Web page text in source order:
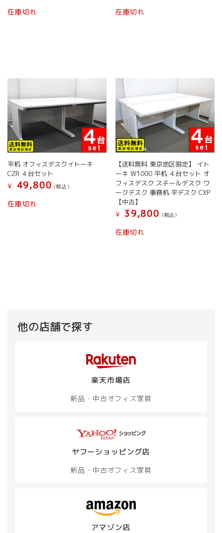
在庫切れ 在庫切れ
平机 オフィスデスクイトーキ
CZR ４台セット
¥
49,800 (税込）
在庫切れ
【送料無料 東京地区限定】 イト
ーキ W1000 平机 ４台セット オ
フィスデスク スチールデスク ワ
ークデスク 事務机 平デスク CXP
【中古】
¥
39,800 (税込）
在庫切れ
他の店舗で探す
楽天市場店
新品・中古オフィス家具
ヤフーショッピング店
新品・中古オフィス家具
アマゾン店